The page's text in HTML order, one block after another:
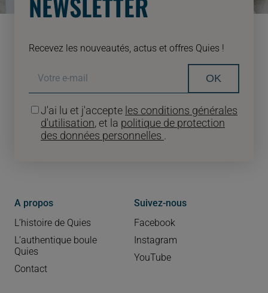
A propos
L’histoire de Quies
L’authentique boule
Quies
Contact
Suivez-nous
Facebook
Instagram
YouTube
Recevez les nouveautés, actus et offres Quies !
OK
J'ai lu et j'accepte les conditions générales
d'utilisation, et la politique de protection
des données personnelles .